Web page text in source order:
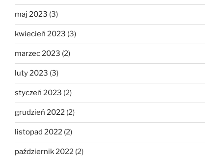
maj 2023 (3)
kwiecień 2023 (3)
marzec 2023 (2)
luty 2023 (3)
styczeń 2023 (2)
grudzień 2022 (2)
listopad 2022 (2)
październik 2022 (2)